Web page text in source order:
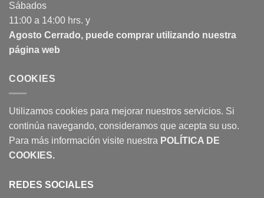
Sábados
11:00 a 14:00 hrs. y
Agosto Cerrado, puede comprar utilizando nuestra
página web
COOKIES
Utilizamos cookies para mejorar nuestros servicios. Si
continúa navegando, consideramos que acepta su uso.
Para más información visite nuestra POLÍTICA DE
COOKIES.
REDES SOCIALES